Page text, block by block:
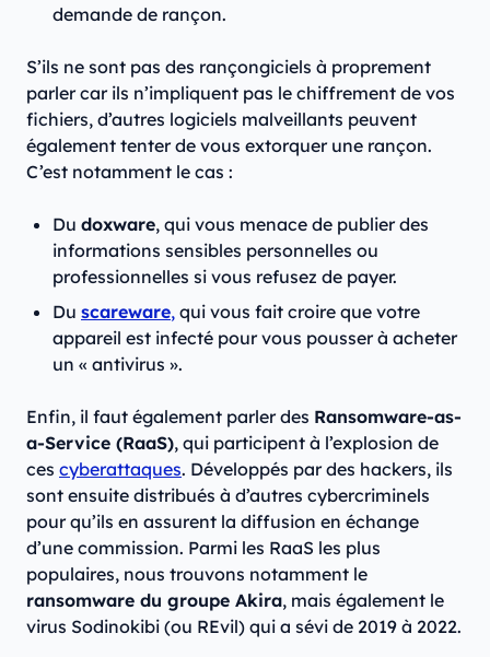
demande de rançon.
S’ils ne sont pas des rançongiciels à proprement
parler car ils n’impliquent pas le chiffrement de vos
fichiers, d’autres logiciels malveillants peuvent
également tenter de vous extorquer une rançon.
C’est notamment le cas :
Du doxware, qui vous menace de publier des
informations sensibles personnelles ou
professionnelles si vous refusez de payer.
Du scareware, qui vous fait croire que votre
appareil est infecté pour vous pousser à acheter
un « antivirus ».
Enfin, il faut également parler des Ransomware-as-
a-Service (RaaS), qui participent à l’explosion de
ces cyberattaques. Développés par des hackers, ils
sont ensuite distribués à d’autres cybercriminels
pour qu’ils en assurent la diffusion en échange
d’une commission. Parmi les RaaS les plus
populaires, nous trouvons notamment le
ransomware du groupe Akira, mais également le
virus Sodinokibi (ou REvil) qui a sévi de 2019 à 2022.